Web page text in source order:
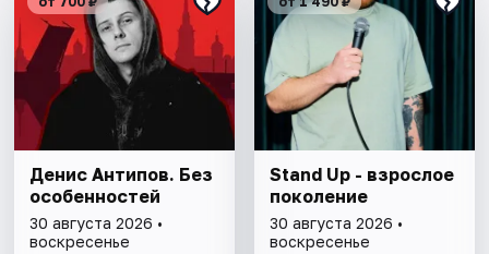
Денис Антипов. Без
особенностей
30 августа 2026 •
воскресенье
Stand Up - взрослое
поколение
30 августа 2026 •
воскресенье